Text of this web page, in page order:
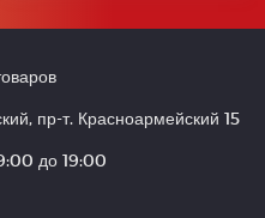
пр-т. Красноармейский 15
до 19:00